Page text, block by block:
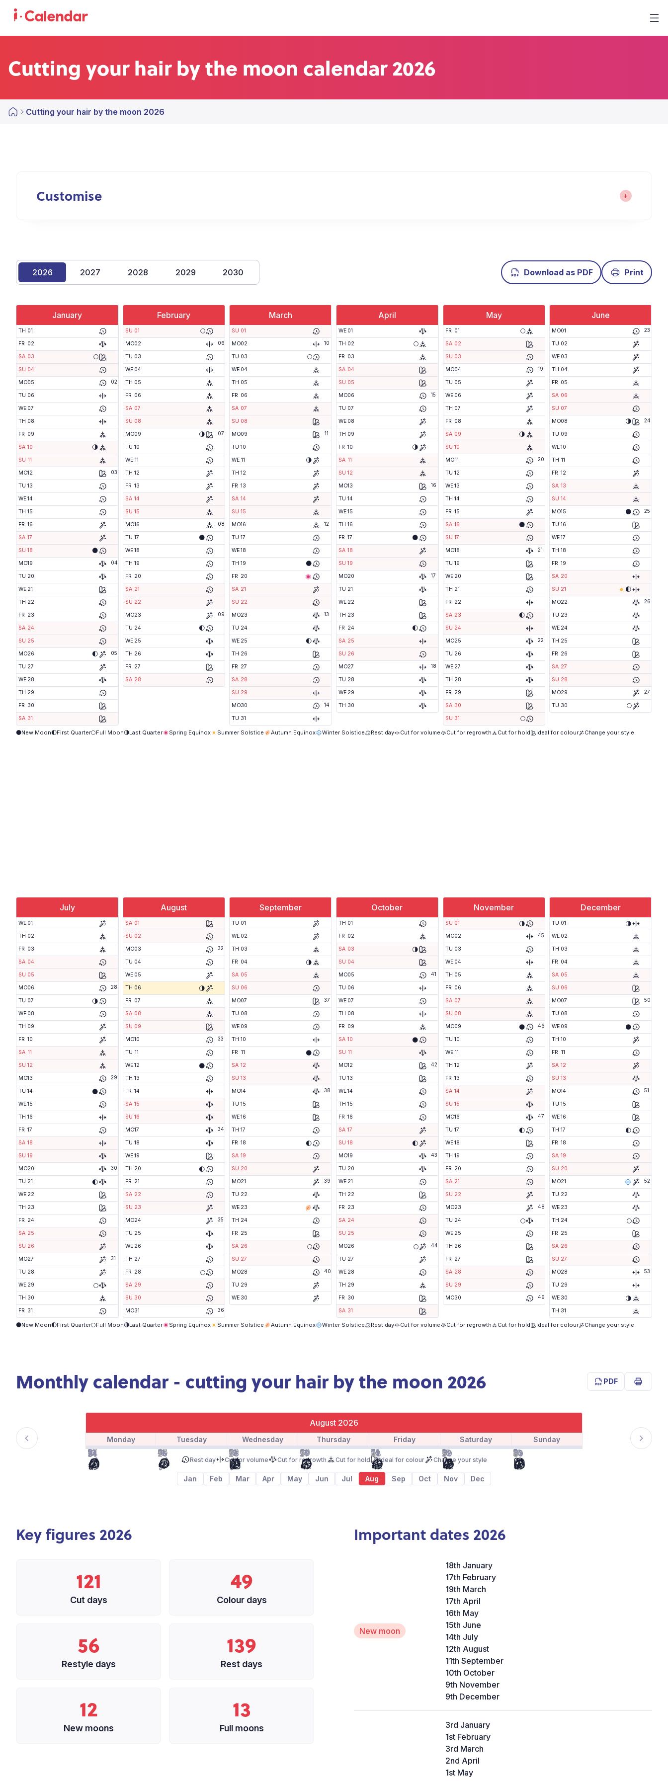
Cutting your hair by the moon calendar 2026
Cutting your hair by the moon 2026
Customise
2026 2027 2028 2029 2030 Download as PDF Print
January
TH 01
FR 02
SA 03 🌕
SU 04
MO05 02
TU 06
WE 07
TH 08
FR 09
SA 10 🌗
SU 11
MO12 03
TU 13
WE14
TH 15
FR 16
SA 17
SU 18 🌑
MO19 04
TU 20
WE 21
TH 22
FR 23
SA 24
SU 25
MO26 🌓 05
TU 27
WE 28
TH 29
FR 30
SA 31
February
SU 01 🌕
MO02 06
TU 03
WE 04
TH 05
FR 06
SA 07
SU 08
MO09 🌗 07
TU 10
WE 11
TH 12
FR 13
SA 14
SU 15
MO16 08
TU 17 🌑
WE18
TH 19
FR 20
SA 21
SU 22
MO23 09
TU 24 🌓
WE 25
TH 26
FR 27
SA 28
March
SU 01
MO02 10
TU 03 🌕
WE 04
TH 05
FR 06
SA 07
SU 08
MO09 11
TU 10
WE 11 🌗
TH 12
FR 13
SA 14
SU 15
MO16 12
TU 17
WE18
TH 19 🌑
FR 20
SA 21
SU 22
MO23 13
TU 24
WE 25 🌓
TH 26
FR 27
SA 28
SU 29
MO30 14
TU 31
April
WE 01
TH 02 🌕
FR 03
SA 04
SU 05
MO06 15
TU 07
WE 08
TH 09
FR 10 🌗
SA 11
SU 12
MO13 16
TU 14
WE15
TH 16
FR 17 🌑
SA 18
SU 19
MO20 17
TU 21
WE 22
TH 23
FR 24 🌓
SA 25
SU 26
MO27 18
TU 28
WE 29
TH 30
May
FR 01 🌕
SA 02
SU 03
MO04 19
TU 05
WE 06
TH 07
FR 08
SA 09 🌗
SU 10
MO11 20
TU 12
WE13
TH 14
FR 15
SA 16 🌑
SU 17
MO18 21
TU 19
WE 20
TH 21
FR 22
SA 23 🌓
SU 24
MO25 22
TU 26
WE 27
TH 28
FR 29
SA 30
SU 31 🌕
June
MO01 23
TU 02
WE 03
TH 04
FR 05
SA 06
SU 07
MO08 🌗 24
TU 09
WE10
TH 11
FR 12
SA 13
SU 14
MO15 🌑 25
TU 16
WE17
TH 18
FR 19
SA 20
SU 21 🌓
MO22 26
TU 23
WE 24
TH 25
FR 26
SA 27
SU 28
MO29 27
TU 30 🌕
🌑New Moon🌓First Quarter🌕Full Moon🌗Last Quarter Spring Equinox Summer Solstice Autumn Equinox Winter Solstice Rest day Cut for volume Cut for regrowth Cut for hold Ideal for colour Change your style
July
WE 01
TH 02
FR 03
SA 04
SU 05
MO06 28
TU 07 🌗
WE 08
TH 09
FR 10
SA 11
SU 12
MO13 29
TU 14 🌑
WE15
TH 16
FR 17
SA 18
SU 19
MO20 30
TU 21 🌓
WE 22
TH 23
FR 24
SA 25
SU 26
MO27 31
TU 28
WE 29 🌕
TH 30
FR 31
August
SA 01
SU 02
MO03 32
TU 04
WE 05
TH 06 🌗
FR 07
SA 08
SU 09
MO10 33
TU 11
WE12 🌑
TH 13
FR 14
SA 15
SU 16
MO17 34
TU 18
WE19
TH 20 🌓
FR 21
SA 22
SU 23
MO24 35
TU 25
WE 26
TH 27
FR 28 🌕
SA 29
SU 30
MO31 36
September
TU 01
WE 02
TH 03
FR 04 🌗
SA 05
SU 06
MO07 37
TU 08
WE 09
TH 10
FR 11 🌑
SA 12
SU 13
MO14 38
TU 15
WE16
TH 17
FR 18 🌓
SA 19
SU 20
MO21 39
TU 22
WE 23
TH 24
FR 25
SA 26 🌕
SU 27
MO28 40
TU 29
WE 30
October
TH 01
FR 02
SA 03 🌗
SU 04
MO05 41
TU 06
WE 07
TH 08
FR 09
SA 10 🌑
SU 11
MO12 42
TU 13
WE14
TH 15
FR 16
SA 17
SU 18 🌓
MO19 43
TU 20
WE 21
TH 22
FR 23
SA 24
SU 25
MO26 🌕 44
TU 27
WE 28
TH 29
FR 30
SA 31
November
SU 01 🌗
MO02 45
TU 03
WE 04
TH 05
FR 06
SA 07
SU 08
MO09 🌑 46
TU 10
WE 11
TH 12
FR 13
SA 14
SU 15
MO16 47
TU 17 🌓
WE18
TH 19
FR 20
SA 21
SU 22
MO23 48
TU 24 🌕
WE 25
TH 26
FR 27
SA 28
SU 29
MO30 49
December
TU 01 🌗
WE 02
TH 03
FR 04
SA 05
SU 06
MO07 50
TU 08
WE 09 🌑
TH 10
FR 11
SA 12
SU 13
MO14 51
TU 15
WE16
TH 17 🌓
FR 18
SA 19
SU 20
MO21 52
TU 22
WE 23
TH 24 🌕
FR 25
SA 26
SU 27
MO28 53
TU 29
WE 30 🌗
TH 31
🌑New Moon🌓First Quarter🌕Full Moon🌗Last Quarter Spring Equinox Summer Solstice Autumn Equinox Winter Solstice Rest day Cut for volume Cut for regrowth Cut for hold Ideal for colour Change your style
Monthly calendar - cutting your hair by the moon 2026 PDF Print
Previous
August 2026
Monday Tuesday Wednesday Thursday Friday Saturday Sunday
27 28 29 30 31 1 2
3 4 5 6 7 8 9
10 11 12 13 14 15 16
17 18 19 20 21 22 23
24 25 26 27 28 29 30
31 1 2 3 4 5 6
Rest day Cut for volume Cut for regrowth Cut for hold Ideal for colour Change your style
Next
Jan Feb Mar Apr May Jun Jul Aug Sep Oct Nov Dec
Key figures 2026
121
Cut days
49
Colour days
56
Restyle days
139
Rest days
12
New moons
13
Full moons
Important dates 2026
New moon
18th January
17th February
19th March
17th April
16th May
15th June
14th July
12th August
11th September
10th October
9th November
9th December
3rd January
1st February
3rd March
2nd April
1st May